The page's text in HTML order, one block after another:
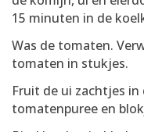
15 minuten in de
Was de tomaten.
tomaten in stukjes.
Fruit de ui zachtjes
tomatenpuree en